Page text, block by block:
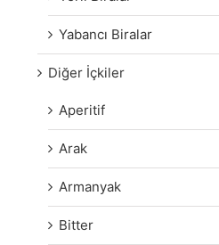
Yabancı Biralar
Diğer İçkiler
Aperitif
Arak
Armanyak
Bitter